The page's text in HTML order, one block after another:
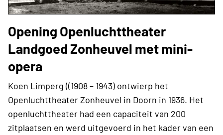
Opening Openluchttheater
Landgoed Zonheuvel met mini-
opera
Koen Limperg ((1908 – 1943) ontwierp het
Openluchttheater Zonheuvel in Doorn in 1936. Het
openluchttheater had een capaciteit van 200
zitplaatsen en werd uitgevoerd in het kader van een